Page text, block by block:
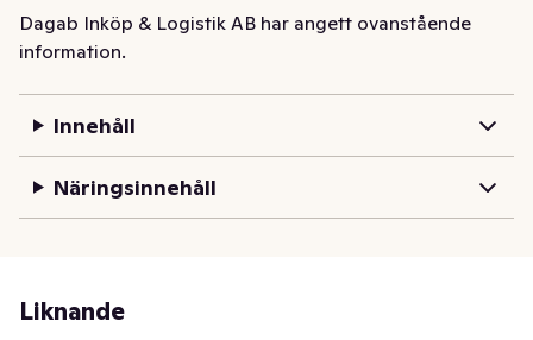
Dagab Inköp & Logistik AB har angett ovanstående
information.
Innehåll
Näringsinnehåll
Liknande